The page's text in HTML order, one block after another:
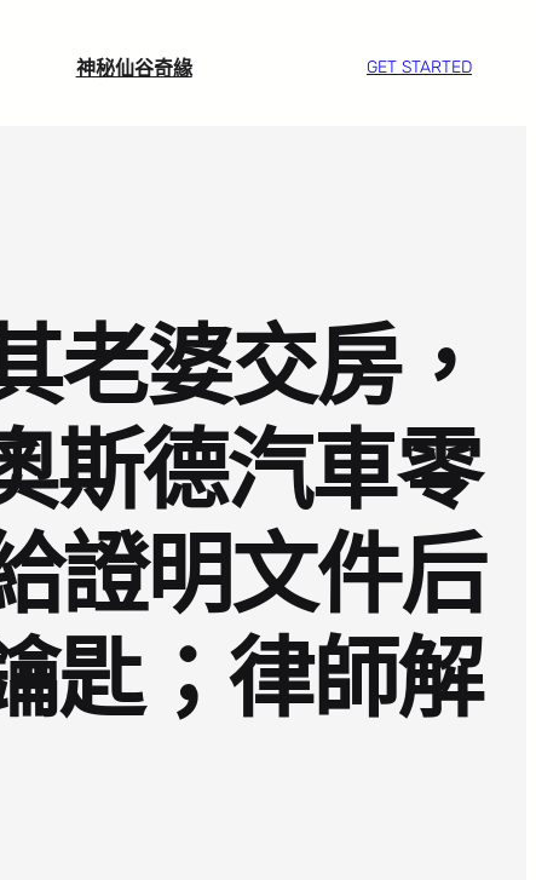
神秘仙谷奇緣 GET STARTED
老婆交房，
斯德汽車零
證明文件后
匙；律師解